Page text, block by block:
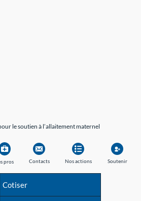
le soutien à l’allaitement maternel
pros Contacts Nos actions Soutenir
Cotiser